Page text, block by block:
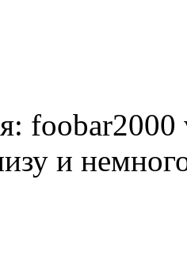
foobar2000
и